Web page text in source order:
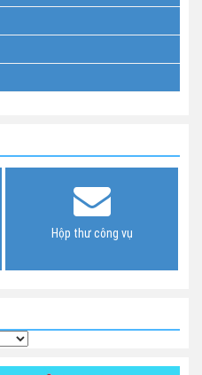
Hộp thư công vụ